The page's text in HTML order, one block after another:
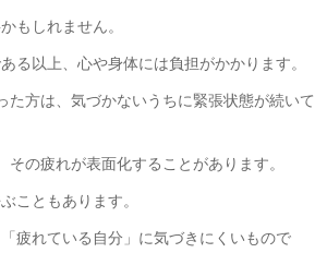
もしれません。
る以上、心や身体には負担がかかります。
た方は、気づかないうちに緊張状態が続いて
の疲れが表面化することがあります。
こともあります。
疲れている自分」に気づきにくいもので